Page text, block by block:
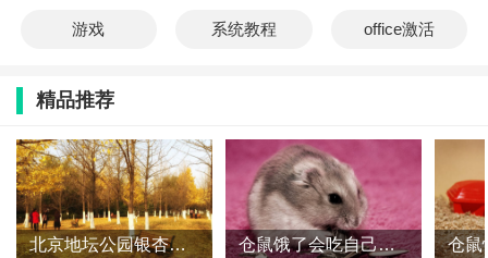
游戏 系统教程 office激活
精品推荐
北京地坛公园银杏什么时候黄 地坛公园银杏大道怎么走 仓鼠饿了会吃自己的孩子吗 仓鼠会吃同伴吗